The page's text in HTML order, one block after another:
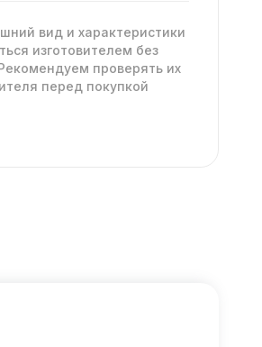
вид и характеристики
изготовителем без
проверять их
перед покупкой